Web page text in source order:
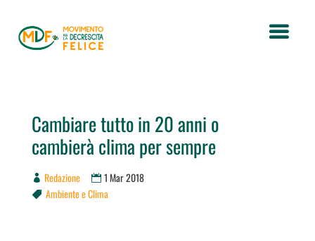
Cambiare tutto in 20 anni o
cambierà clima per sempre
Redazione 1 Mar 2018
 Ambiente e Clima